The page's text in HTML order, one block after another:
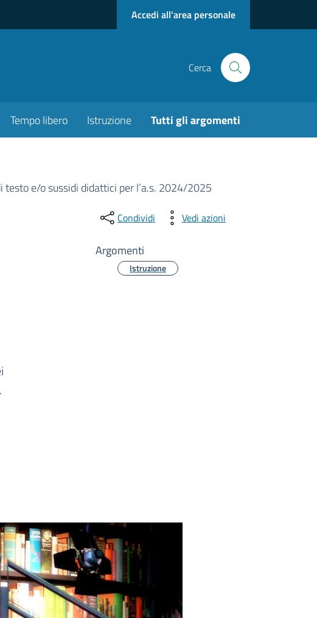
Accedi all'area personale
Cerca
Tempo libero Istruzione Tutti gli argomenti
e/o sussidi didattici per l’a.s. 2024/2025
Condividi Vedi azioni
Argomenti
Istruzione